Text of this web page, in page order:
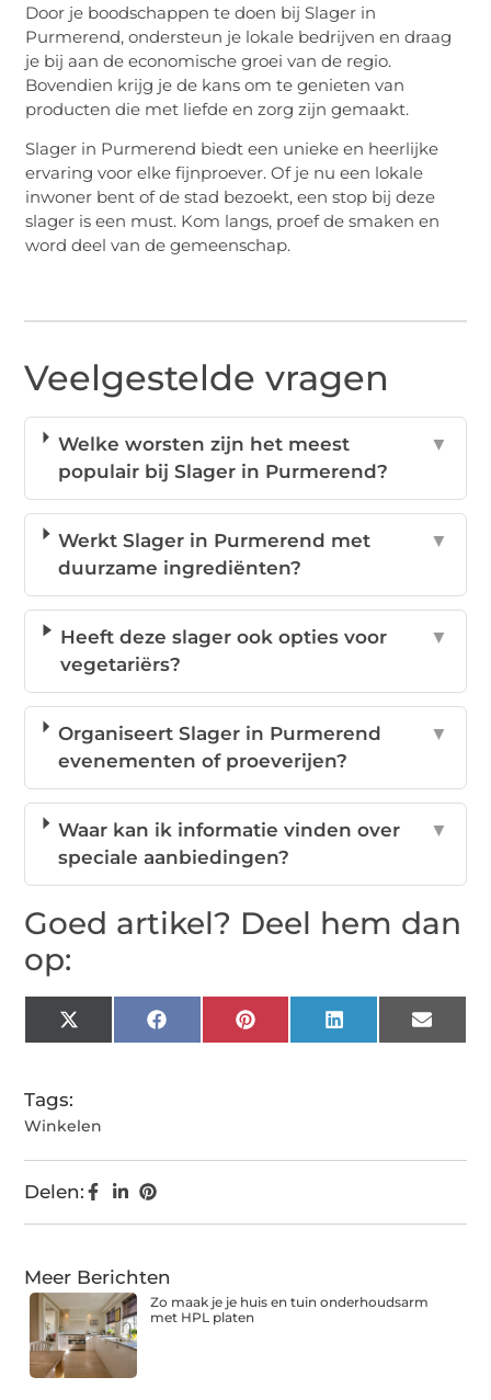
Door je boodschappen te doen bij Slager in
Purmerend, ondersteun je lokale bedrijven en draag
je bij aan de economische groei van de regio.
Bovendien krijg je de kans om te genieten van
producten die met liefde en zorg zijn gemaakt.
Slager in Purmerend biedt een unieke en heerlijke
ervaring voor elke fijnproever. Of je nu een lokale
inwoner bent of de stad bezoekt, een stop bij deze
slager is een must. Kom langs, proef de smaken en
word deel van de gemeenschap.
Veelgestelde vragen
Welke worsten zijn het meest
populair bij Slager in Purmerend?
▼
Werkt Slager in Purmerend met
duurzame ingrediënten?
▼
Heeft deze slager ook opties voor
vegetariërs?
▼
Organiseert Slager in Purmerend
evenementen of proeverijen?
▼
Waar kan ik informatie vinden over
speciale aanbiedingen?
▼
Goed artikel? Deel hem dan
op:
X
(Twitter)
FacebookPinterestLinkedIn Email
Tags:
Winkelen
Delen:
Meer Berichten
Zo maak je je huis en tuin onderhoudsarm
met HPL platen